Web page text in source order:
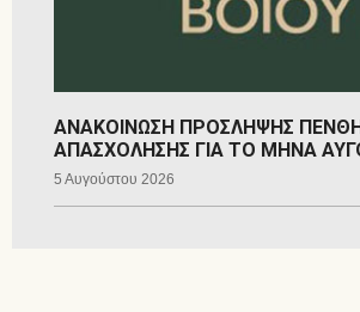
ΑΝΑΚΟΙΝΩΣΗ ΠΡΟΣΛΗΨΗΣ
ΑΠΑΣΧΟΛΗΣΗΣ ΓΙΑ ΤΟ ΜΗΝΑ
5 Αυγούστου 2026